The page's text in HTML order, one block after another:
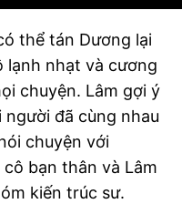
thể tán Dương lại
lạnh nhạt và cương
chuyện. Lâm gợi ý
người đã cùng nhau
chuyện với
bạn thân và Lâm
kiến trúc sư.